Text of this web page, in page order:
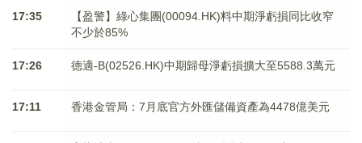
17:35
【盈警】綠心集團(00094.HK)料中期淨虧損同比收窄
不少於85%
17:26 德適-B(02526.HK)中期歸母淨虧損擴大至5588.3萬元
17:11 香港金管局：7月底官方外匯儲備資產為4478億美元